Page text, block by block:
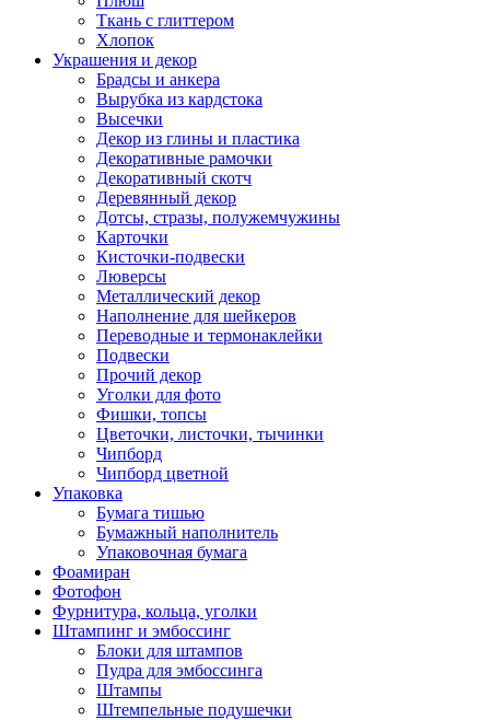
Ткань с глиттером
Хлопок
Украшения и декор
Брадсы и анкера
Вырубка из кардстока
Высечки
Декор из глины и пластика
Декоративные рамочки
Декоративный скотч
Деревянный декор
Дотсы, стразы, полужемчужины
Карточки
Кисточки-подвески
Люверсы
Металлический декор
Наполнение для шейкеров
Переводные и термонаклейки
Подвески
Прочий декор
Уголки для фото
Фишки, топсы
Цветочки, листочки, тычинки
Чипборд
Чипборд цветной
Упаковка
Бумага тишью
Бумажный наполнитель
Упаковочная бумага
Фоамиран
Фотофон
Фурнитура, кольца, уголки
Штампинг и эмбоссинг
Блоки для штампов
Пудра для эмбоссинга
Штампы
Штемпельные подушечки